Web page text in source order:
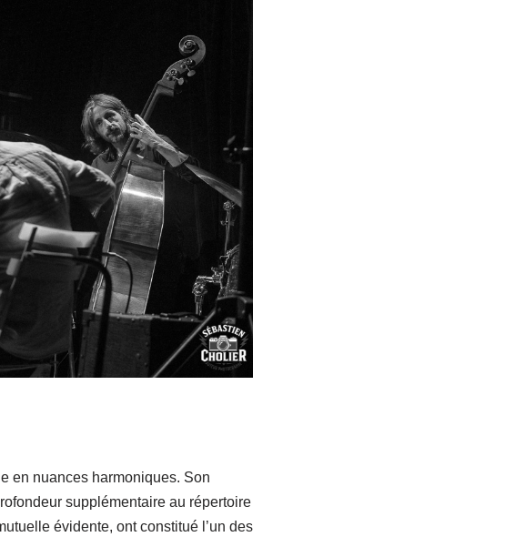
en nuances harmoniques. Son
supplémentaire au répertoire
évidente, ont constitué l’un des